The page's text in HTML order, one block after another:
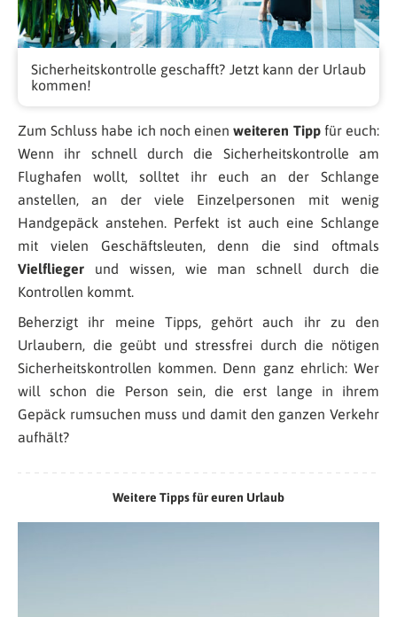
Sicherheitskontrolle geschafft? Jetzt kann der Urlaub
kommen!
Zum Schluss habe ich noch einenweiteren Tippfür euch:
Wenn ihr schnell durch die Sicherheitskontrolle am
Flughafen wollt, solltet ihr euch an der Schlange
anstellen, an der viele Einzelpersonen mit wenig
Handgepäck anstehen. Perfekt ist auch eine Schlange
mit vielen Geschäftsleuten, denn die sind oftmals
Vielflieger und wissen, wie man schnell durch die
Kontrollen kommt.
Beherzigt ihr meine Tipps, gehört auch ihr zu den
Urlaubern, die geübt und stressfrei durch die nötigen
Sicherheitskontrollen kommen. Denn ganz ehrlich: Wer
will schon die Person sein, die erst lange in ihrem
Gepäck rumsuchen muss und damit den ganzen Verkehr
aufhält?
Weitere Tipps für euren Urlaub